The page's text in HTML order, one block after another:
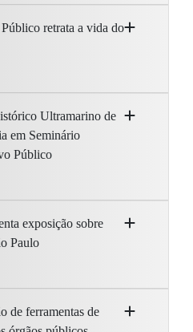
retrata a vida do
Ultramarino de
em Seminário
Público
exposição sobre
Paulo
de ferramentas de